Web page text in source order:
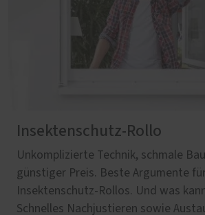
Insektenschutz-Rollo
Unkomplizierte Technik, schmale
günstiger Preis. Beste Argumente
Insektenschutz-Rollos. Und was
Schnelles Nachjustieren sowie